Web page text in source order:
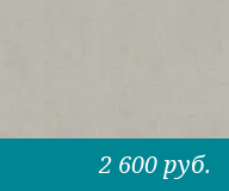
2 600 руб.